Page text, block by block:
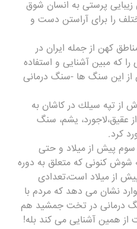
پرستى به انسان شوق
را براى آراستن دست و
كهن از جمله ایران در
كه مبین آشنایى و استفاده
از این سنگ ها -سنگ درمانی
تپه سیلك در كاشان به
عقیق،لاجورد، یشم، سنگ
كرد.
سوم پیش از میلاد و حتى
شوش كنونى كه متعلق به دوره
از میلاد است،تعدادى
نشان مى دهد كه مردم با
درمانی در تخت جمشید هم
همین آشنایى مى كند بله!